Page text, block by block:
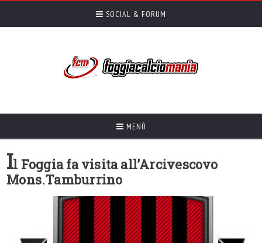
SOCIAL & FORUM
MENÙ
Il Foggia fa visita all’Arcivescovo
Mons.Tamburrino